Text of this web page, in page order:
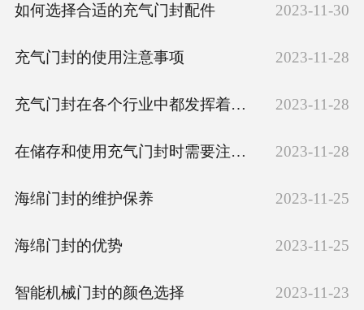
如何选择合适的充气门封配件 2023-11-30
充气门封的使用注意事项 2023-11-28
充气门封在各个行业中都发挥着重要作用 2023-11-28
在储存和使用充气门封时需要注意以下几点 2023-11-28
海绵门封的维护保养 2023-11-25
海绵门封的优势 2023-11-25
智能机械门封的颜色选择 2023-11-23